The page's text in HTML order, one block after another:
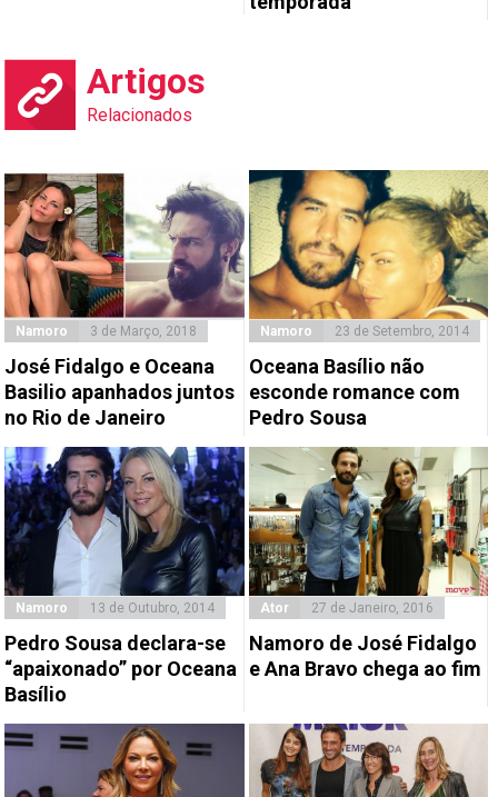
Artigos
Relacionados
Namoro 3 de Março, 2018
José Fidalgo e Oceana
Basilio apanhados juntos
no Rio de Janeiro
Namoro 23 de Setembro, 2014
Oceana Basílio não
esconde romance com
Pedro Sousa
Namoro 13 de Outubro, 2014
Pedro Sousa declara-se
“apaixonado” por Oceana
Basílio
Ator 27 de Janeiro, 2016
Namoro de José Fidalgo
e Ana Bravo chega ao fim